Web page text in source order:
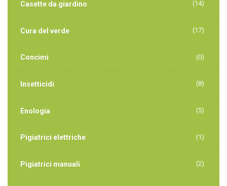
Casette da giardino (14)
Cura del verde (17)
Concimi (0)
Insetticidi (8)
Enologia (5)
Pigiatrici elettriche (1)
Pigiatrici manuali (2)